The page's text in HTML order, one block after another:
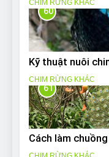
CHIM RỪNG KHÁC
60
Kỹ thuật nuôi
CHIM RỪNG KHÁC
61
Cách làm